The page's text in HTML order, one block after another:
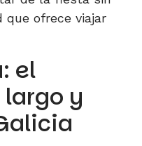
que ofrece viajar
el
y